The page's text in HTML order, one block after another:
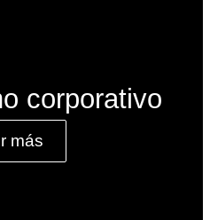
corporativo
más